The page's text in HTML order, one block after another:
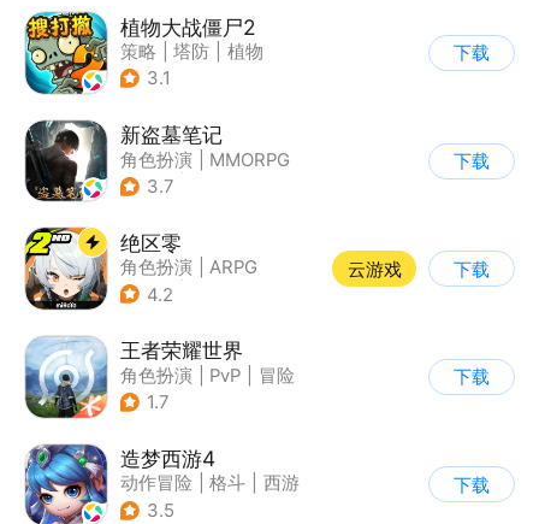
植物大战僵尸2
策略 塔防
植物
| 植物大战僵尸
3.1
下载
新盗墓笔记
角色扮演
MMORPG
| 冒险
3.7
下载
绝区零
角色扮演
ARPG
| 冒险
4.2
云游戏 下载
王者荣耀世界
角色扮演 PvP
冒险
| 开放世界
1.7
下载
造梦西游4
动作冒险 格斗
西游
| 横版过关
3.5
下载